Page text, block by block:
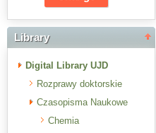
Library
Digital Library UJD
Rozprawy doktorskie
Czasopisma Naukowe
Chemia